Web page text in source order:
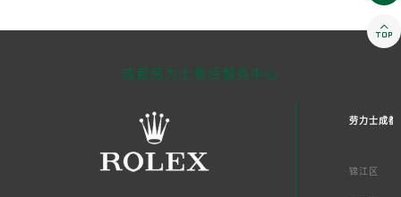
成都劳力士售后服务中心
劳力士成都
锦江区
